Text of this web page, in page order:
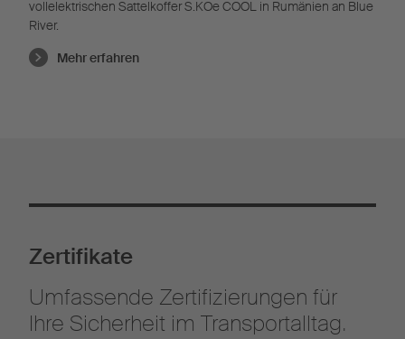
vollelektrischen Sattelkoffer S.KOe COOL in Rumänien an Blue
River.
Mehr erfahren
Zertifikate
Umfassende Zertifizierungen für
Ihre Sicherheit im Transportalltag.